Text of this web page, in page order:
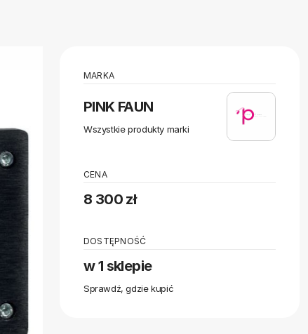
MARKA
PINK FAUN
Wszystkie produkty marki
CENA
8 300 zł
DOSTĘPNOŚĆ
w 1 sklepie
Sprawdź, gdzie kupić